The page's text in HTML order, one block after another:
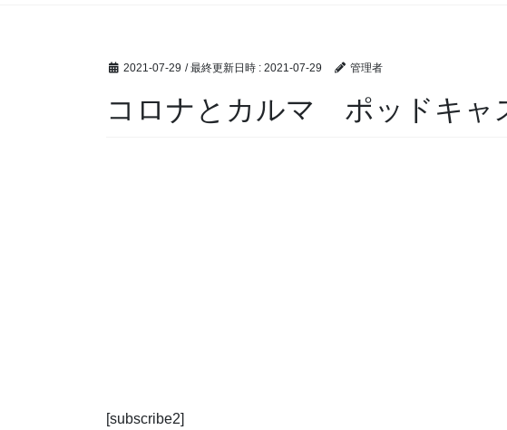
2021-07-29 / 最終更新日時 : 2021-07-29 管理者
コロナとカルマ ポッドキャ
[subscribe2]